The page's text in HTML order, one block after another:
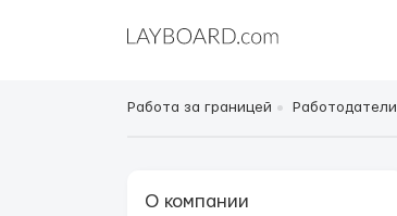
Работа за границей Работодатели
О компании